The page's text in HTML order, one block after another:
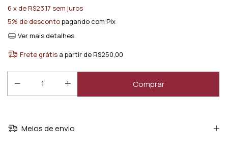
6 x deR$23,17 sem juros
5% de descontopagando com Pix
Ver mais detalhes
Frete grátis a partir deR$250,00
Meios de envio